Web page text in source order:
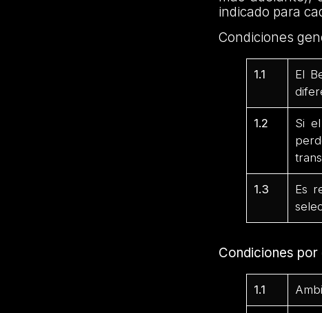
indicado para
Condiciones
1.1
El
1.2
Si
1.3
Es
Condiciones
1.1